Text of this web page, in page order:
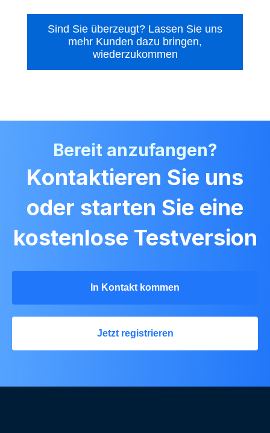
Sind Sie überzeugt? Lassen Sie uns
mehr Kunden dazu bringen,
wiederzukommen
Bereit anzufangen?
Kontaktieren Sie uns
oder starten Sie eine
kostenlose Testversion
In Kontakt kommen
Jetzt registrieren